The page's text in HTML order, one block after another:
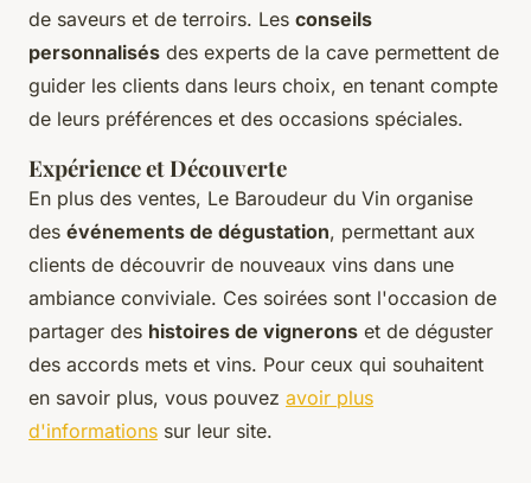
de saveurs et de terroirs. Les conseils
personnalisés des experts de la cave permettent de
guider les clients dans leurs choix, en tenant compte
de leurs préférences et des occasions spéciales.
Expérience et Découverte
En plus des ventes, Le Baroudeur du Vin organise
des événements de dégustation, permettant aux
clients de découvrir de nouveaux vins dans une
ambiance conviviale. Ces soirées sont l'occasion de
partager des histoires de vignerons et de déguster
des accords mets et vins. Pour ceux qui souhaitent
en savoir plus, vous pouvez avoir plus
d'informations sur leur site.